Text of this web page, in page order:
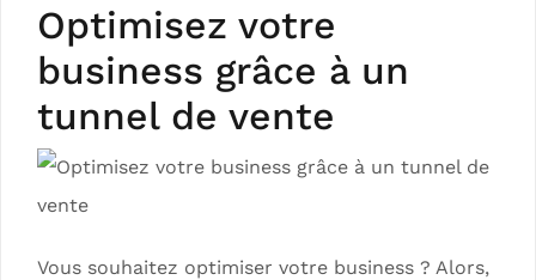
Optimisez votre
business grâce à un
tunnel de vente
Vous souhaitez optimiser votre business ? Alors,